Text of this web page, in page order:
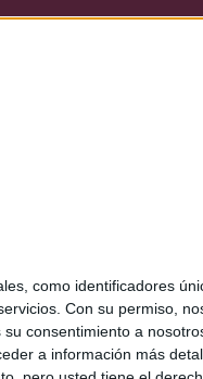
como identificadores
Con su permiso,
consentimiento a
a información más